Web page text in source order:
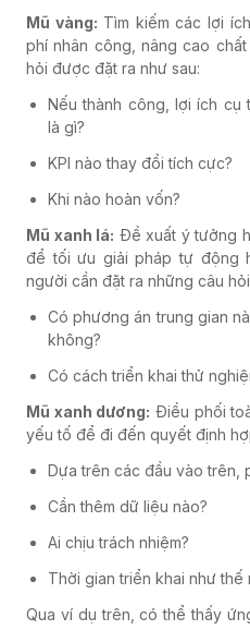
Mũ vàng: Tìm kiếm các lợi
phí nhân công, nâng cao
hỏi được đặt ra như sau:
Nếu thành công, lợi ích cụ
là gì?
KPI nào thay đổi tích cực?
Khi nào hoàn vốn?
Mũ xanh lá: Đề xuất ý tưởng
để tối ưu giải pháp tự động
người cần đặt ra những câu
Có phương án trung gian
không?
Có cách triển khai thử
Mũ xanh dương: Điều phối
yếu tố để đi đến quyết định
Dựa trên các đầu vào trên,
Cần thêm dữ liệu nào?
Ai chịu trách nhiệm?
Thời gian triển khai như thế
Qua ví dụ trên, có thể thấy